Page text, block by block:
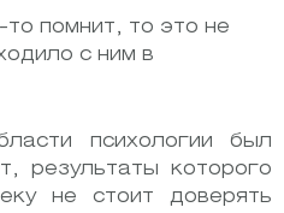
помнит, то это не
с ним в
психологии был
результаты которого
не стоит доверять